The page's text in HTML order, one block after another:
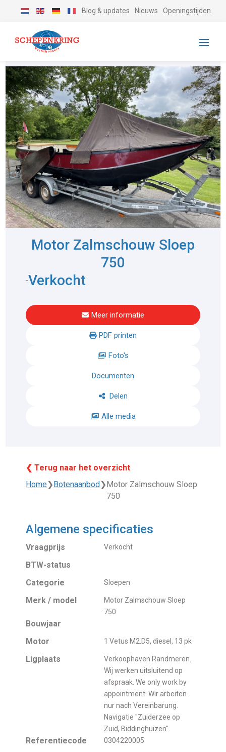
Blog & updates Nieuws Openingstijden
Motor Zalmschouw Sloep
750
-Verkocht
Meer informatie
PDF printen
Foto's
Documenten
Delen
Alle media
❮ Terug naar het overzicht
Home❯ Botenaanbod ❯ Motor Zalmschouw Sloep
750
Algemene specificaties
Vraagprijs Verkocht
BTW-status
Categorie
Sloepen
Merk / model
Motor Zalmschouw Sloep
750
Bouwjaar
Motor
1 Vetus M2.D5, diesel, 13 pk
Ligplaats
Verkoophaven Randmeren.
Wij werken uitsluitend op
afspraak. We only work by
appointment. Wir arbeiten
nur nach Vereinbarung.
Navigatie "Zuiderzee op
Zuid, Biddinghuizen".
Referentiecode 0304220005